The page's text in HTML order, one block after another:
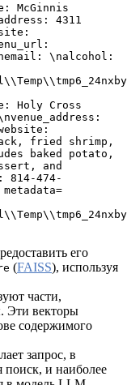
McGinnis
4311
\nalcohol:
Holy Cross
fried shrimp,
baked potato,
and
814-474-
его
(FAISS), используя
части,
Эти векторы
содержимого
запрос, в
поиск, и наиболее